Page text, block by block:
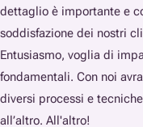
dettaglio è importante e
soddisfazione dei nostri
Entusiasmo, voglia di
fondamentali. Con noi
diversi processi e
all’altro. All'altro!